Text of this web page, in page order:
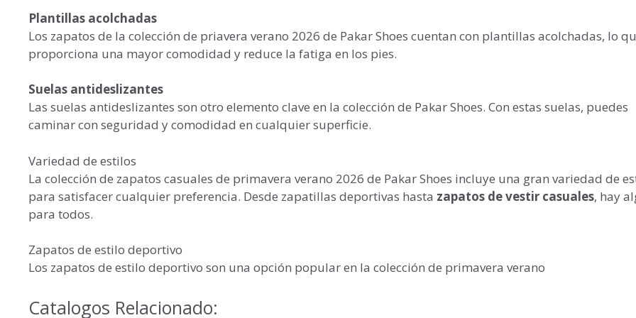
Plantillas acolchadas
Los zapatos de la colección de priavera verano 2026 de Pakar Shoes cuentan con plantillas acolchadas, lo
proporciona una mayor comodidad y reduce la fatiga en los pies.
Suelas antideslizantes
Las suelas antideslizantes son otro elemento clave en la colección de Pakar Shoes. Con estas suelas, puedes
caminar con seguridad y comodidad en cualquier superficie.
Variedad de estilos
La colección de zapatos casuales de primavera verano 2026 de Pakar Shoes incluye una gran variedad de
para satisfacer cualquier preferencia. Desde zapatillas deportivas hasta zapatos de vestir casuales, hay
para todos.
Zapatos de estilo deportivo
Los zapatos de estilo deportivo son una opción popular en la colección de primavera verano
Catalogos Relacionado: